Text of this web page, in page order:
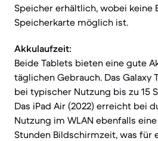
Speicher erhältlich, wobei keine
Speicherkarte möglich ist.
Akkulaufzeit:
Beide Tablets bieten eine gute
täglichen Gebrauch. Das Galaxy
bei typischer Nutzung bis zu 15
Das iPad Air (2022) erreicht bei
Nutzung im WLAN ebenfalls
Stunden Bildschirmzeit, was für